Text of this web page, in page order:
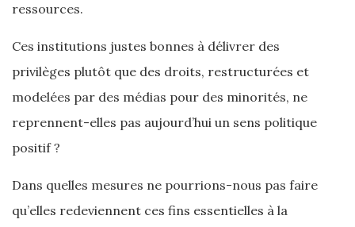
ressources.
Ces institutions justes bonnes à délivrer des
privilèges plutôt que des droits, restructurées et
modelées par des médias pour des minorités, ne
reprennent-elles pas aujourd’hui un sens politique
positif ?
Dans quelles mesures ne pourrions-nous pas faire
qu’elles redeviennent ces fins essentielles à la